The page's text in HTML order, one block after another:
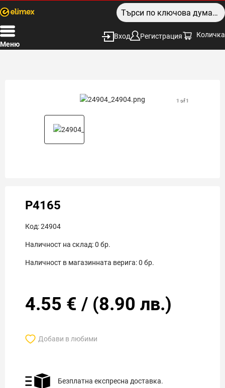
Меню
Вход Регистрация Количка
1 of 1
P4165
Код:24904
Наличност на склад:0 бр.
Наличност в магазинната верига:0 бр.
4.55 € / (8.90 лв.)
Добави в любими
Безплатна експресна доставка.